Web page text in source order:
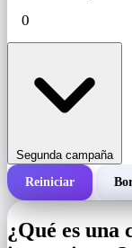
Segunda campaña
Costo total de una
Reiniciar
¿Qué es una